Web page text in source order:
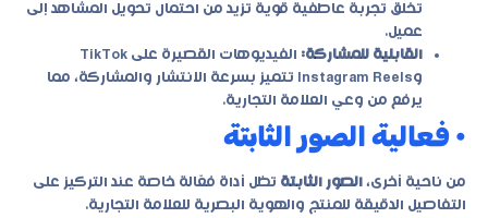
تخلق تجربة عاطفية قوية تزيد من احتمال تحويل المشاهد إلى
عميل.
القابلية للمشاركة:
الفيديوهات القصيرة على TikTok
وInstagram Reels تتميز بسرعة الانتشار والمشاركة، مما
يرفع من وعي العلامة التجارية.
• فعالية الصور الثابتة
من ناحية أخرى، الصور الثابتة تظل أداة فعّالة خاصة عند التركيز على
التفاصيل الدقيقة للمنتج والهوية البصرية للعلامة التجارية.